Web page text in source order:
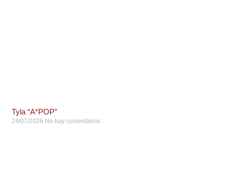
Tyla “A*POP”
24/07/2026 No hay comentarios